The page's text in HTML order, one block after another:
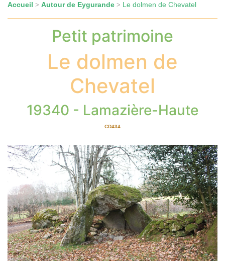
Accueil > Autour de Eygurande > Le dolmen de Chevatel
Petit patrimoine
Le dolmen de
Chevatel
19340 - Lamazière-Haute
CD434